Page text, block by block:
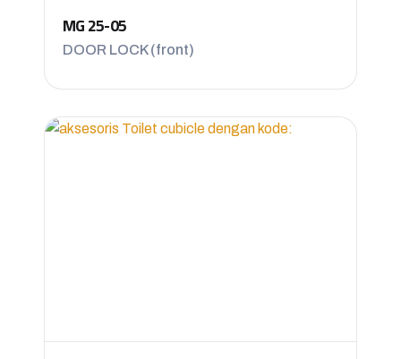
MG 25-05
DOOR LOCK (front)